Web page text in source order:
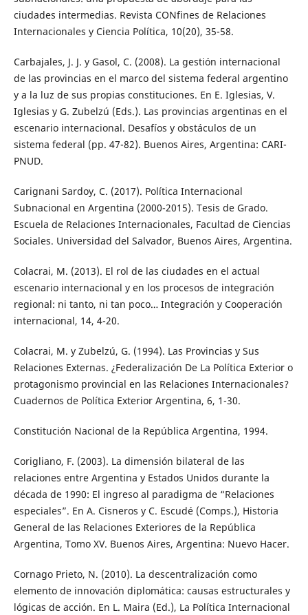
ciudades intermedias. Revista CONfines de Relaciones
Internacionales y Ciencia Política, 10(20), 35-58.
Carbajales, J. J. y Gasol, C. (2008). La gestión internacional
de las provincias en el marco del sistema federal argentino
y a la luz de sus propias constituciones. En E. Iglesias, V.
Iglesias y G. Zubelzú (Eds.). Las provincias argentinas en el
escenario internacional. Desafíos y obstáculos de un
sistema federal (pp. 47-82). Buenos Aires, Argentina: CARI-
PNUD.
Carignani Sardoy, C. (2017). Política Internacional
Subnacional en Argentina (2000-2015). Tesis de Grado.
Escuela de Relaciones Internacionales, Facultad de Ciencias
Sociales. Universidad del Salvador, Buenos Aires, Argentina.
Colacrai, M. (2013). El rol de las ciudades en el actual
escenario internacional y en los procesos de integración
regional: ni tanto, ni tan poco… Integración y Cooperación
internacional, 14, 4-20.
Colacrai, M. y Zubelzú, G. (1994). Las Provincias y Sus
Relaciones Externas. ¿Federalización De La Política Exterior o
protagonismo provincial en las Relaciones Internacionales?
Cuadernos de Política Exterior Argentina, 6, 1-30.
Constitución Nacional de la República Argentina, 1994.
Corigliano, F. (2003). La dimensión bilateral de las
relaciones entre Argentina y Estados Unidos durante la
década de 1990: El ingreso al paradigma de “Relaciones
especiales”. En A. Cisneros y C. Escudé (Comps.), Historia
General de las Relaciones Exteriores de la República
Argentina, Tomo XV. Buenos Aires, Argentina: Nuevo Hacer.
Cornago Prieto, N. (2010). La descentralización como
elemento de innovación diplomática: causas estructurales y
lógicas de acción. En L. Maira (Ed.), La Política Internacional